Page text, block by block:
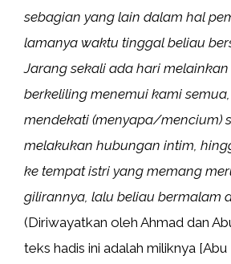
sebagian yang lain dalam hal
lamanya waktu tinggal beliau
Jarang sekali ada hari
berkeliling menemui kami
mendekati (menyapa/mencium)
melakukan hubungan intim,
ke tempat istri yang memang
gilirannya, lalu beliau bermalam
(Diriwayatkan oleh Ahmad dan
teks hadis ini adalah miliknya